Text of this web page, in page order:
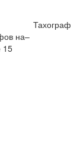
Тахограф
–